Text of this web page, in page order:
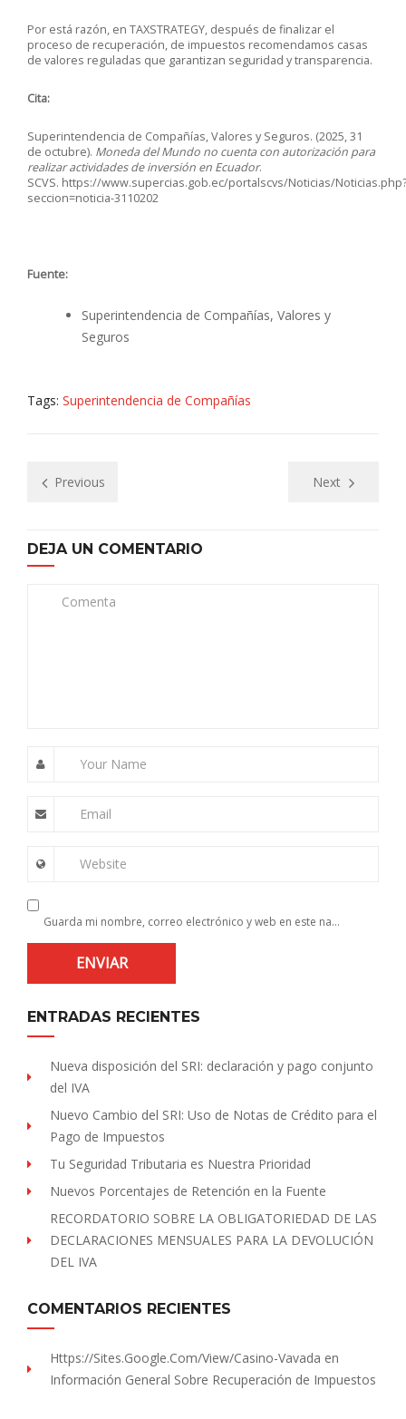
Por está razón, en TAXSTRATEGY, después de finalizar el
proceso de recuperación, de impuestos recomendamos casas
de valores reguladas que garantizan seguridad y transparencia.
Cita:
Superintendencia de Compañías, Valores y Seguros. (2025, 31
de octubre). Moneda del Mundo no cuenta con autorización para
realizar actividades de inversión en Ecuador.
SCVS. https://www.supercias.gob.ec/portalscvs/Noticias/
seccion=noticia-3110202
Fuente:
Superintendencia de Compañías, Valores y
Seguros
Tags: Superintendencia de Compañías
Previous Next
DEJA UN COMENTARIO
Comenta
Your Name
Email
Website
Guarda mi nombre, correo electrónico y web en este navegador para la próxima vez que comente.
ENTRADAS RECIENTES
Nueva disposición del SRI: declaración y pago conjunto
del IVA
Nuevo Cambio del SRI: Uso de Notas de Crédito para el
Pago de Impuestos
Tu Seguridad Tributaria es Nuestra Prioridad
Nuevos Porcentajes de Retención en la Fuente
RECORDATORIO SOBRE LA OBLIGATORIEDAD DE LAS
DECLARACIONES MENSUALES PARA LA DEVOLUCIÓN
DEL IVA
COMENTARIOS RECIENTES
Https://sites.Google.com/view/Casino-Vavada en
Información General Sobre Recuperación de Impuestos